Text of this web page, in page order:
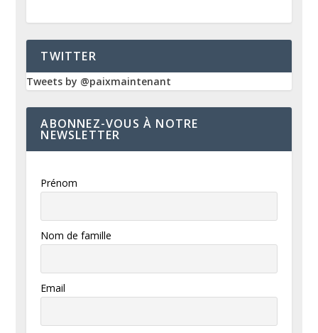
TWITTER
Tweets by @paixmaintenant
ABONNEZ-VOUS À NOTRE
NEWSLETTER
Prénom
Nom de famille
Email